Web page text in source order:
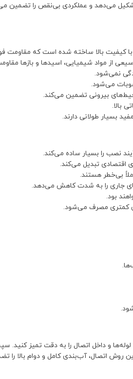
می‌دهد و عملکردی بی‌نقص را تضمین
از مواد شیمیایی، اسیدها و بازها
نمی‌شود.
می‌شود.
بالا.
اقتصادی تبدیل می‌کند.
جاری را به شدت کاهش می‌دهد.
بود.
روش اتصال، آب‌بندی کامل و دوام بالا را